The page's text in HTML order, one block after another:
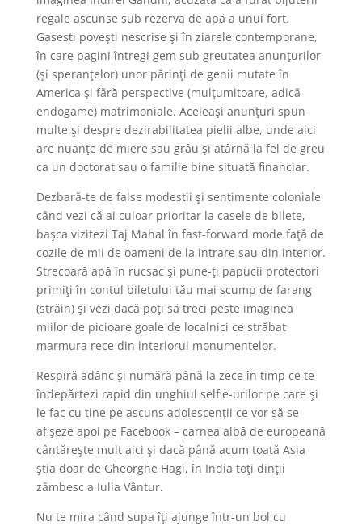
regale ascunse sub rezerva de apă a unui fort.
Gasesti poveşti nescrise şi în ziarele contemporane,
în care pagini întregi gem sub greutatea anunţurilor
(şi speranţelor) unor părinţi de genii mutate în
America şi fără perspective (mulţumitoare, adică
endogame) matrimoniale. Aceleaşi anunţuri spun
multe şi despre dezirabilitatea pielii albe, unde aici
are nuanţe de miere sau grâu şi atârnă la fel de greu
ca un doctorat sau o familie bine situată financiar.
Dezbară-te de false modestii şi sentimente coloniale
când vezi că ai culoar prioritar la casele de bilete,
başca vizitezi Taj Mahal în fast-forward mode faţă de
cozile de mii de oameni de la intrare sau din interior.
Strecoară apă în rucsac şi pune-ţi papucii protectori
primiţi în contul biletului tău mai scump de farang
(străin) şi vezi dacă poţi să treci peste imaginea
miilor de picioare goale de localnici ce străbat
marmura rece din interiorul monumentelor.
Respiră adânc şi numără până la zece în timp ce te
îndepărtezi rapid din unghiul selfie-urilor pe care şi
le fac cu tine pe ascuns adolescenţii ce vor să se
afişeze apoi pe Facebook – carnea albă de europeană
cântăreşte mult aici şi dacă până acum toată Asia
ştia doar de Gheorghe Hagi, în India toţi dinţii
zâmbesc a Iulia Vântur.
Nu te mira când supa îţi ajunge într-un bol cu